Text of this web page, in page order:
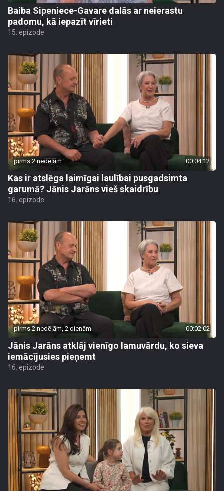
Baiba Sipeniece-Gavare dalās ar neierastu
padomu, kā iepazīt vīrieti
15. epizode
pirms 2 nedēļām 00:04:12
Kas ir atslēga laimīgai laulībai pusgadsimta
garumā? Jānis Jarāns vieš skaidrību
16. epizode
pirms 2 nedēļām, 2 dienām 00:02:02
Jānis Jarāns atklāj vienīgo lamuvārdu, ko sieva
iemācījusies pieņemt
16. epizode